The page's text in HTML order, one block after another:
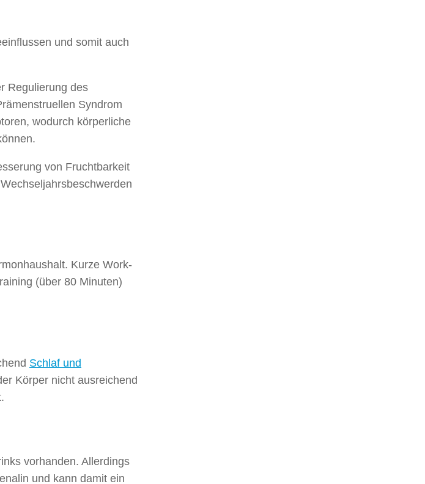
und somit auch
Regulierung des
Syndrom
wodurch körperliche
von Fruchtbarkeit
Kurze Work-
(über 80 Minuten)
Schlaf und
Körper nicht ausreichend
vorhanden. Allerdings
und kann damit ein